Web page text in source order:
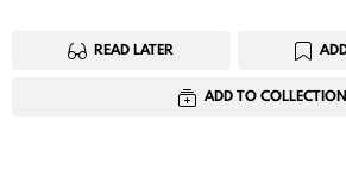
READ LATER
ADD TO COLLECTION